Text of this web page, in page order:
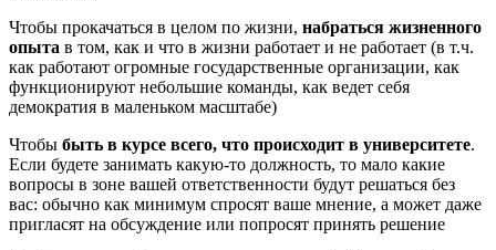
Чтобы прокачаться в целом по жизни, набраться жизненного
опыта в том, как и что в жизни работает и не работает (в т.ч.
как работают огромные государственные организации, как
функционируют небольшие команды, как ведет себя
демократия в маленьком масштабе)
Чтобы быть в курсе всего, что происходит в университете.
Если будете занимать какую-то должность, то мало какие
вопросы в зоне вашей ответственности будут решаться без
вас: обычно как минимум спросят ваше мнение, а может даже
пригласят на обсуждение или попросят принять решение